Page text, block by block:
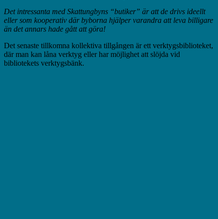
Det intressanta med Skattungbyns “butiker” är att de drivs ideellt
eller som kooperativ där byborna hjälper varandra att leva billigare
än det annars hade gått att göra!
Det senaste tillkomna kollektiva tillgången är ett verktygsbiblioteket,
där man kan låna verktyg eller har möjlighet att slöjda vid
bibliotekets verktygsbänk.